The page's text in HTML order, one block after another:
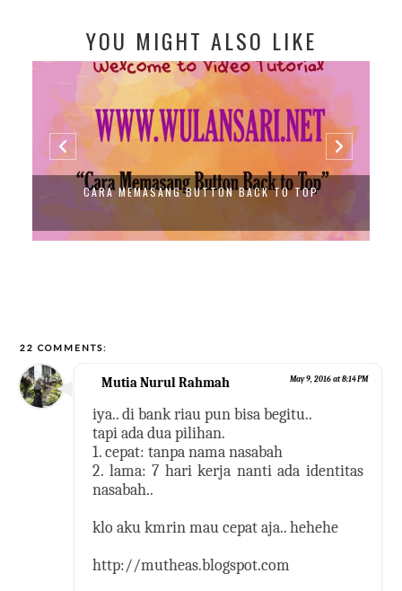
YOU MIGHT ALSO LIKE
CARA MEMASANG BUTTON BACK TO TOP
22 COMMENTS:
Mutia Nurul Rahmah May 9, 2016 at 8:14 PM
iya.. di bank riau pun bisa begitu..
tapi ada dua pilihan.
1. cepat: tanpa nama nasabah
2. lama: 7 hari kerja nanti ada identitas
nasabah..
klo aku kmrin mau cepat aja.. hehehe
http://mutheas.blogspot.com